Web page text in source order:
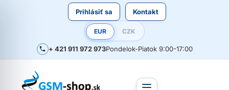
Prihlásiť sa Kontakt
EUR CZK
+ 421 911 972 973Pondelok-Piatok 9:00-17:00